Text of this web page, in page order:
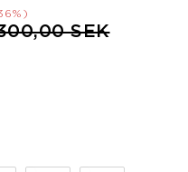
SEKtill